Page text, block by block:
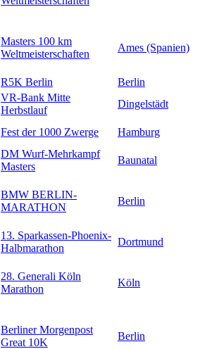
Masters 100 km
Weltmeisterschaften
Ames (Spanien)
R5K Berlin
Berlin
VR-Bank Mitte
Herbstlauf
Dingelstädt
Fest der 1000 Zwerge
Hamburg
DM Wurf-Mehrkampf
Masters
Baunatal
BMW BERLIN-
MARATHON
Berlin
13. Sparkassen-Phoenix-
Halbmarathon
Dortmund
28. Generali Köln
Marathon
Köln
Berliner Morgenpost
Great 10K
Berlin